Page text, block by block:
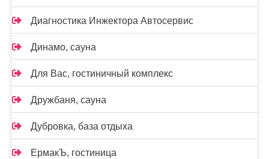
Диагностика Инжектора Автосервис
Динамо, сауна
Для Вас, гостиничный комплекс
Дружбаня, сауна
Дубровка, база отдыха
ЕрмакЪ, гостиница